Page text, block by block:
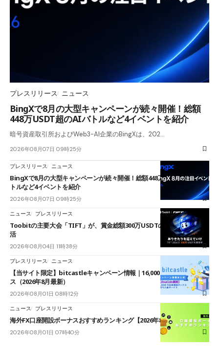
プレスリリース ニュース
BingXで8月の大型キャンペーンが続々開催！総額
448万USDT超のAIバトルなど4イベントを紹介
暗号資産取引所およびWeb3-AI企業のBingXは、202…
2026年08月07日 09時25分
プレスリリース ニュース
BingXで8月の大型キャンペーンが続々開催！総額448万USDT超のAIバ
トルなど4イベントを紹介
2026年08月07日 09時25分
ニュース プレスリリース
Toobitの主要大会「TIFT」が、賞金総額300万USDTのレースとして復
活
2026年08月04日 11時38分
プレスリリース ニュース
【当サイト限定】bitcastleキャンペーン情報｜16,000円口座開設ボーナ
ス（2026年8月最新）
2026年08月01日 08時12分
ニュース プレスリリース
海外FX口座開設ボーナスおすすめランキング【2026年8月最新】
2026年08月01日 07時40分